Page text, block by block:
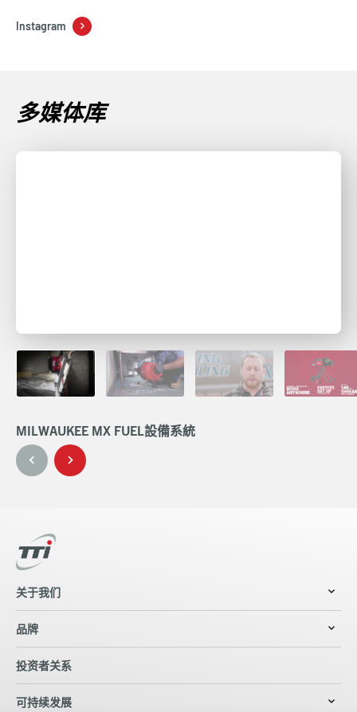
Instagram
多媒体库
MILWAUKEE MX FUEL設備系統
关于我们
品牌
投资者关系
可持续发展